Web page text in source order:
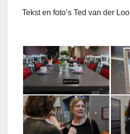
Tekst en foto’s Ted van der Loo